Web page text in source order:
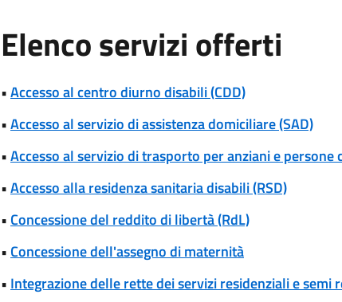
Elenco servizi offerti
•Accesso al centro diurno disabili (CDD)
•Accesso al servizio di assistenza domiciliare (SAD)
•Accesso al servizio di trasporto per anziani e persone
•Accesso alla residenza sanitaria disabili (RSD)
• Concessione del reddito di libertà (RdL)
• Concessione dell'assegno di maternità
• Integrazione delle rette dei servizi residenziali e semi